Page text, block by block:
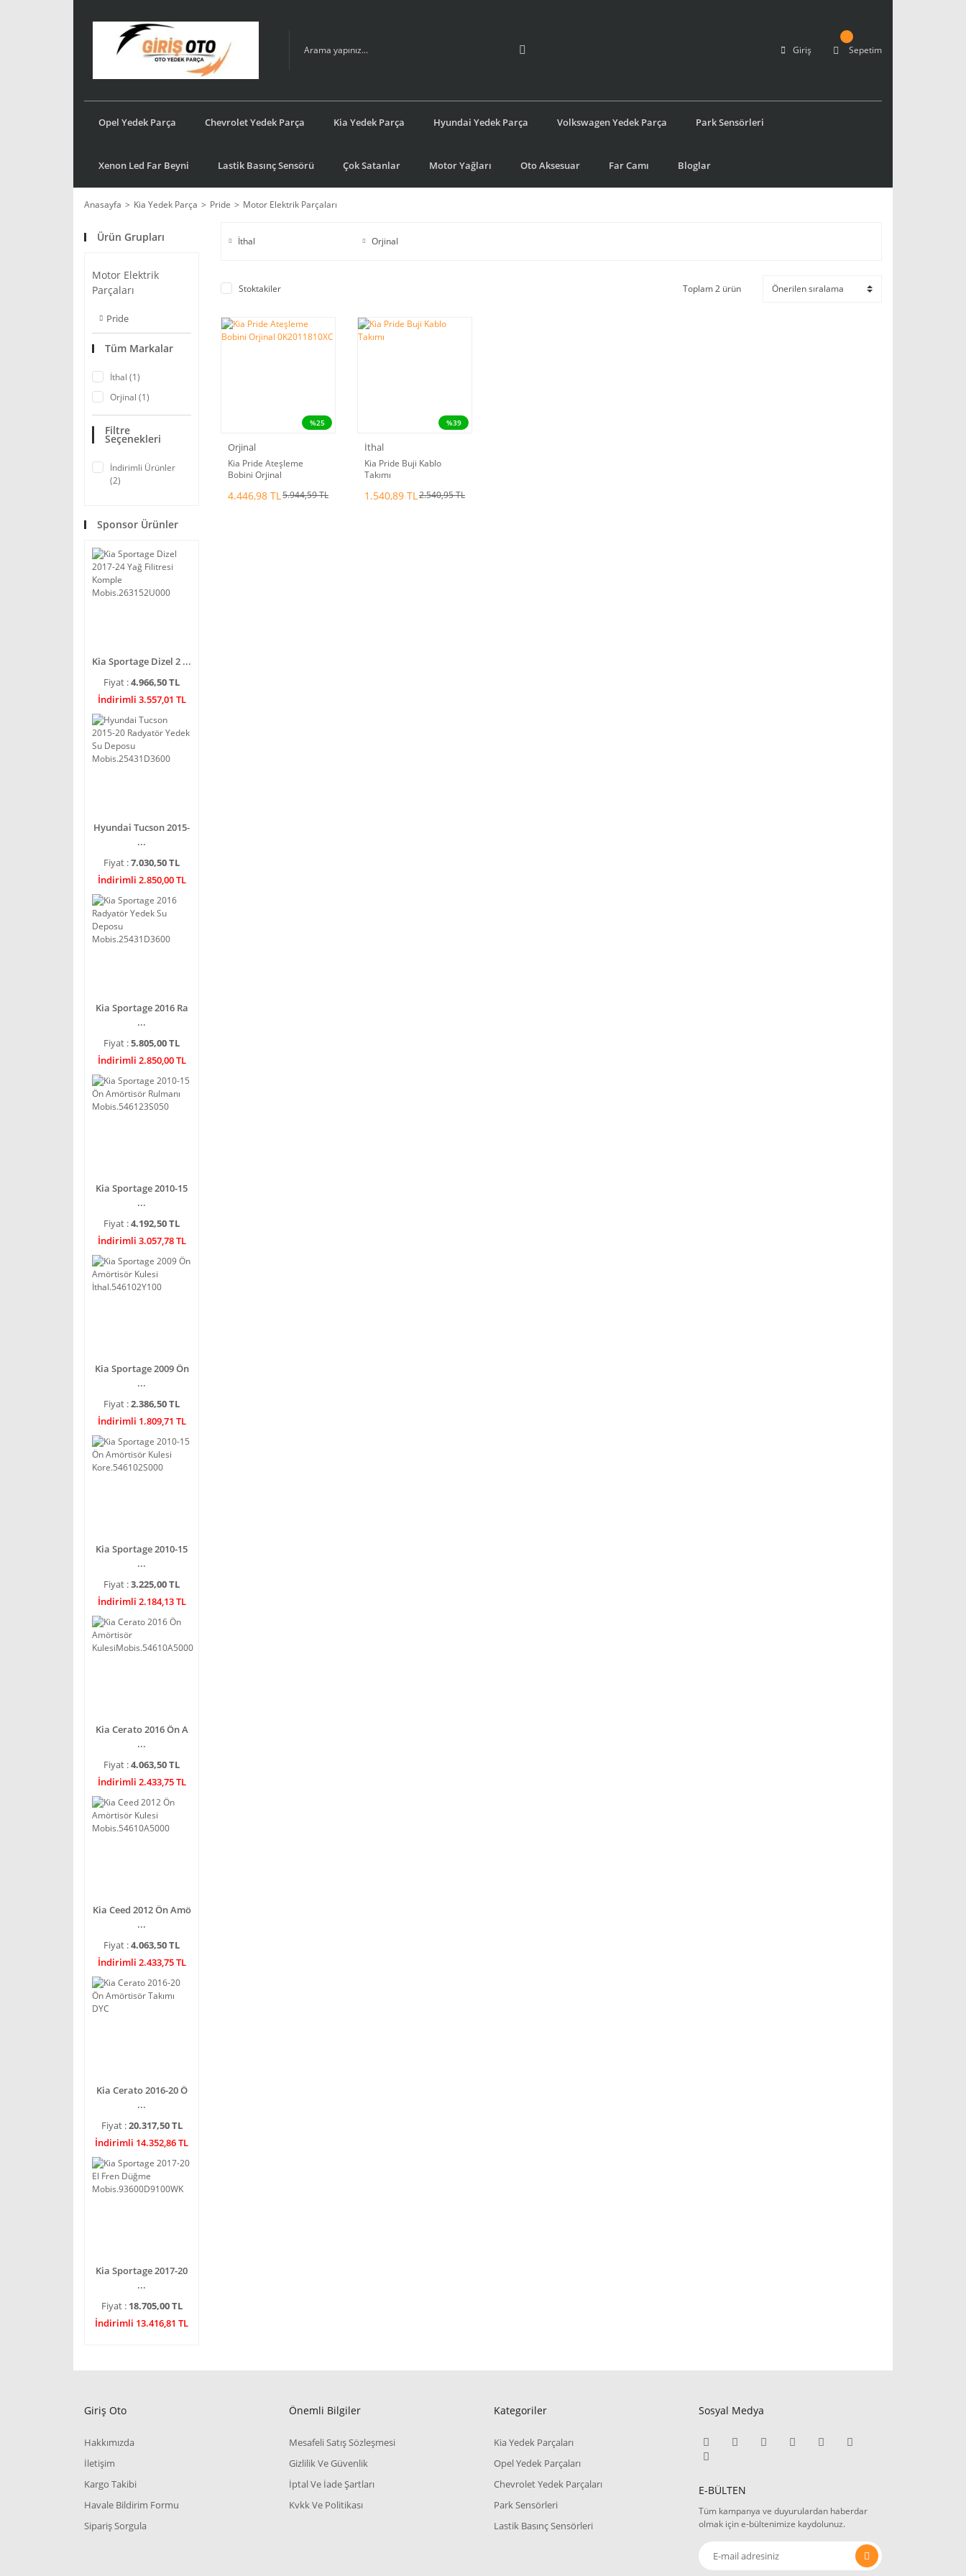
Giriş Sepetim
Opel Yedek Parça Chevrolet Yedek Parça Kia Yedek Parça Hyundai Yedek Parça Volkswagen Yedek Parça Park Sensörleri
Xenon Led Far Beyni Lastik Basınç Sensörü Çok Satanlar Motor Yağları Oto Aksesuar Far Camı Bloglar
Anasayfa Kia Yedek Parça Pride Motor Elektrik Parçaları
Ürün Grupları
Motor Elektrik
Parçaları
Pride
Tüm Markalar
İthal (1)
Orjinal (1)
Filtre
Seçenekleri
İndirimli Ürünler
(2)
Sponsor Ürünler
Kia Sportage Dizel 2 ...
Fiyat :4.966,50 TL
İndirimli 3.557,01 TL
Hyundai Tucson 2015-
...
Fiyat :7.030,50 TL
İndirimli 2.850,00 TL
Kia Sportage 2016 Ra
...
Fiyat :5.805,00 TL
İndirimli 2.850,00 TL
Kia Sportage 2010-15
...
Fiyat :4.192,50 TL
İndirimli 3.057,78 TL
Kia Sportage 2009 Ön
...
Fiyat :2.386,50 TL
İndirimli 1.809,71 TL
Kia Sportage 2010-15
...
Fiyat :3.225,00 TL
İndirimli 2.184,13 TL
Kia Cerato 2016 Ön A
...
Fiyat :4.063,50 TL
İndirimli 2.433,75 TL
Kia Ceed 2012 Ön Amö
...
Fiyat :4.063,50 TL
İndirimli 2.433,75 TL
Kia Cerato 2016-20 Ö
...
Fiyat :20.317,50 TL
İndirimli 14.352,86 TL
Kia Sportage 2017-20
...
Fiyat : 18.705,00 TL
İndirimli 13.416,81 TL
İthal Orjinal
Stoktakiler Toplam 2 ürün
%25
Orjinal
Kia Pride Ateşleme
Bobini Orjinal
4.446,98 TL5.944,59 TL
%39
İthal
Kia Pride Buji Kablo
Takımı
1.540,89 TL2.540,95 TL
Giriş Oto
Hakkımızda
İletişim
Kargo Takibi
Havale Bildirim Formu
Sipariş Sorgula
Önemli Bilgiler
Mesafeli Satış Sözleşmesi
Gizlilik Ve Güvenlik
İptal Ve İade Şartları
Kvkk Ve Politikası
Kategoriler
Kia Yedek Parçaları
Opel Yedek Parçaları
Chevrolet Yedek Parçaları
Park Sensörleri
Lastik Basınç Sensörleri
Sosyal Medya
E-BÜLTEN
Tüm kampanya ve duyurulardan haberdar
olmak için e-bültenimize kaydolunuz.